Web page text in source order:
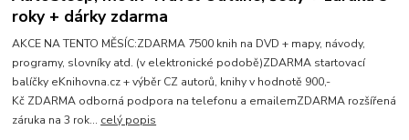
roky + dárky zdarma
AKCE NA TENTO MĚSÍC:ZDARMA 7500 knih na DVD + mapy, návody,
programy, slovníky atd. (v elektronické podobě)ZDARMA startovací
balíčky eKnihovna.cz + výběr CZ autorů, knihy v hodnotě 900,-
Kč ZDARMA odborná podpora na telefonu a emailemZDARMA rozšířená
záruka na 3 rok... celý popis